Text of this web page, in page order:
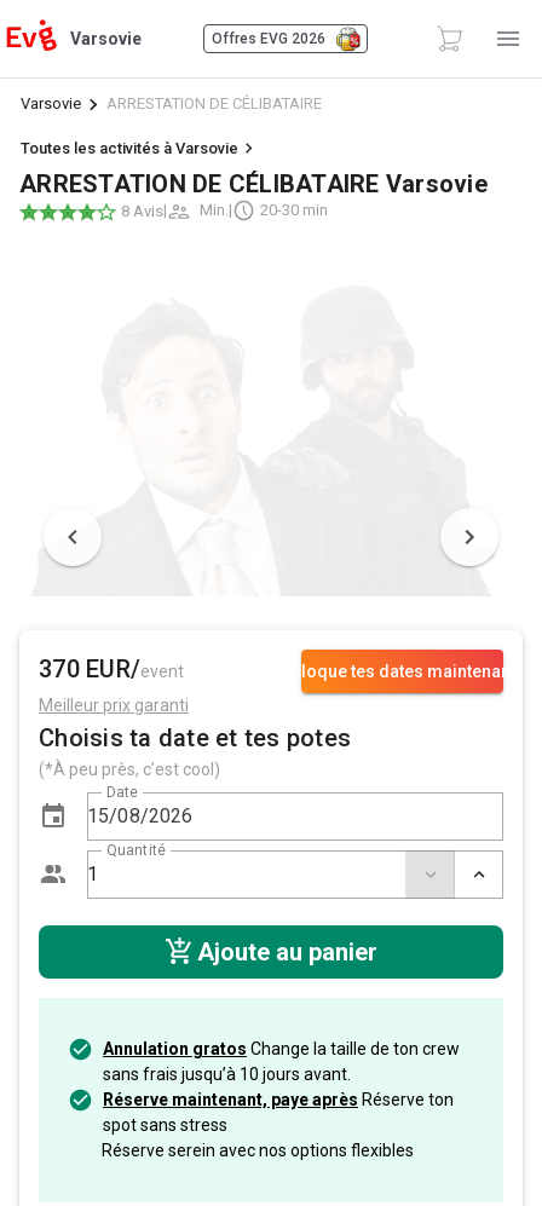
Varsovie Offres EVG 2026
Varsovie ARRESTATION DE CÉLIBATAIRE
Toutes les activités à Varsovie
ARRESTATION DE CÉLIBATAIRE Varsovie
8 Avis| Min.| 20-30 min
Bloque tes dates maintenant
370 EUR/event
Meilleur prix garanti
Choisis ta date et tes potes
(*À peu près, c’est cool)
Date
Quantité
Ajoute au panier
Annulation gratos Change la taille de ton crew
sans frais jusqu’à 10 jours avant.
Réserve maintenant, paye après Réserve ton
spot sans stress
Réserve serein avec nos options flexibles